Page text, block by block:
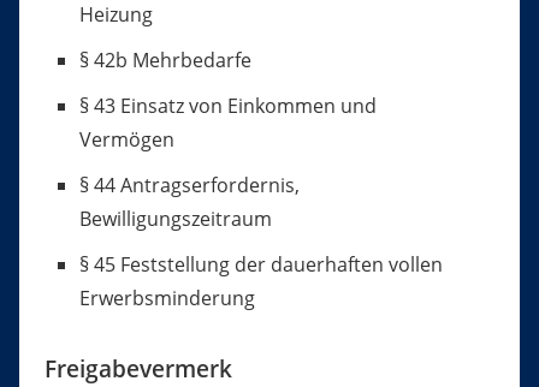
Heizung
§ 42b Mehrbedarfe
§ 43 Einsatz von Einkommen und
Vermögen
§ 44 Antragserfordernis,
Bewilligungszeitraum
§ 45 Feststellung der dauerhaften vollen
Erwerbsminderung
Freigabevermerk